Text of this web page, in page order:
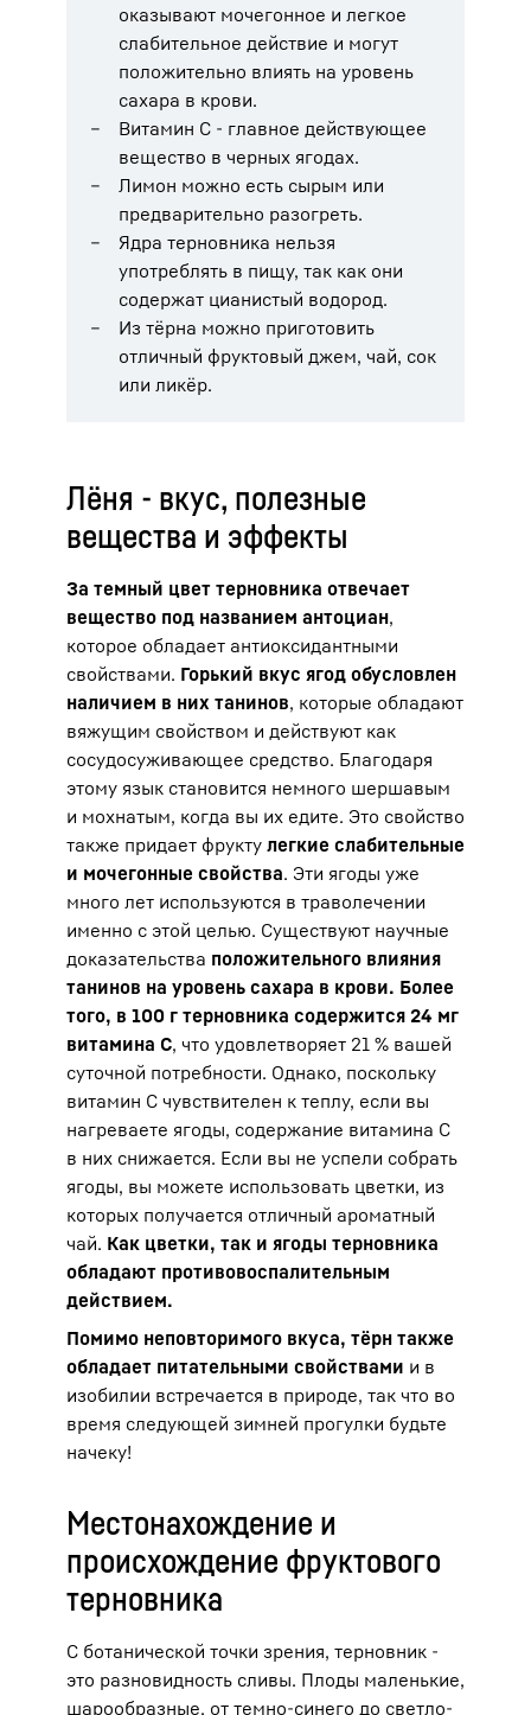
оказывают мочегонное и легкое
слабительное действие и могут
положительно влиять на уровень
сахара в крови.
Витамин С - главное действующее
вещество в черных ягодах.
Лимон можно есть сырым или
предварительно разогреть.
Ядра терновника нельзя
употреблять в пищу, так как они
содержат цианистый водород.
Из тёрна можно приготовить
отличный фруктовый джем, чай, сок
или ликёр.
Лёня - вкус, полезные
вещества и эффекты
За темный цвет терновника отвечает
вещество под названием антоциан,
которое обладает антиоксидантными
свойствами. Горький вкус ягод обусловлен
наличием в них танинов, которые обладают
вяжущим свойством и действуют как
сосудосуживающее средство. Благодаря
этому язык становится немного шершавым
и мохнатым, когда вы их едите. Это свойство
также придает фрукту легкие слабительные
и мочегонные свойства. Эти ягоды уже
много лет используются в траволечении
именно с этой целью. Существуют научные
доказательства положительного влияния
танинов на уровень сахара в крови. Более
того, в 100 г терновника содержится 24 мг
витамина С, что удовлетворяет 21 % вашей
суточной потребности. Однако, поскольку
витамин С чувствителен к теплу, если вы
нагреваете ягоды, содержание витамина С
в них снижается. Если вы не успели собрать
ягоды, вы можете использовать цветки, из
которых получается отличный ароматный
чай. Как цветки, так и ягоды терновника
обладают противовоспалительным
действием.
Помимо неповторимого вкуса, тёрн также
обладает питательными свойствами и в
изобилии встречается в природе, так что во
время следующей зимней прогулки будьте
начеку!
Местонахождение и
происхождение фруктового
терновника
С ботанической точки зрения, терновник -
это разновидность сливы. Плоды маленькие,
шарообразные, от темно-синего до светло-